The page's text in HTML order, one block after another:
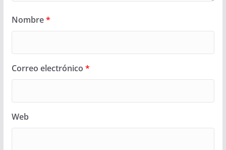
Nombre*
Correo electrónico *
Web